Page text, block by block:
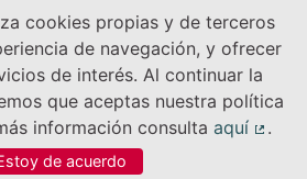
cookies propias y de terceros
de navegación, y ofrecer
de interés. Al continuar la
que aceptas nuestra política
información consulta aquí
.
de acuerdo